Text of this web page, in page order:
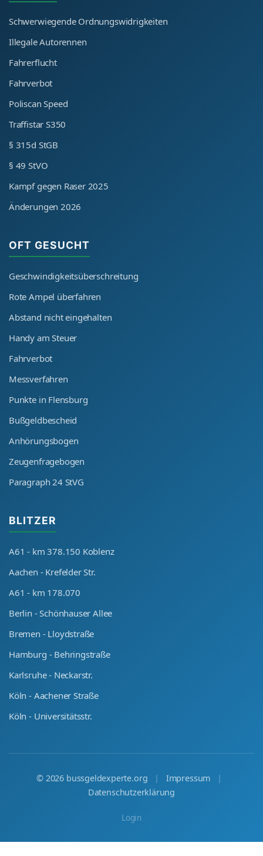
Schwerwiegende Ordnungswidrigkeiten
Illegale Autorennen
Fahrerflucht
Fahrverbot
Poliscan Speed
Traffistar S350
§ 315d StGB
§ 49 StVO
Kampf gegen Raser 2025
Änderungen 2026
OFT GESUCHT
Geschwindigkeitsüberschreitung
Rote Ampel überfahren
Abstand nicht eingehalten
Handy am Steuer
Fahrverbot
Messverfahren
Punkte in Flensburg
Bußgeldbescheid
Anhörungsbogen
Zeugenfragebogen
Paragraph 24 StVG
BLITZER
A61 - km 378.150 Koblenz
Aachen - Krefelder Str.
A61 - km 178.070
Berlin - Schönhauser Allee
Bremen - Lloydstraße
Hamburg - Behringstraße
Karlsruhe - Neckarstr.
Köln - Aachener Straße
Köln - Universitätsstr.
© 2026 bussgeldexperte.org | Impressum
|
Datenschutzerklärung
Login